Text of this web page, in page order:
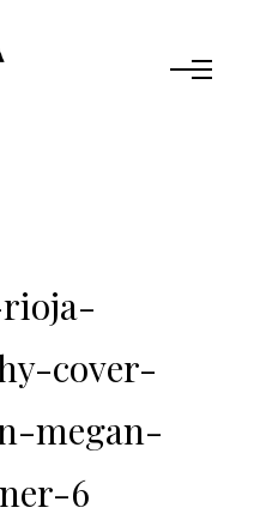
cover-
megan-
6